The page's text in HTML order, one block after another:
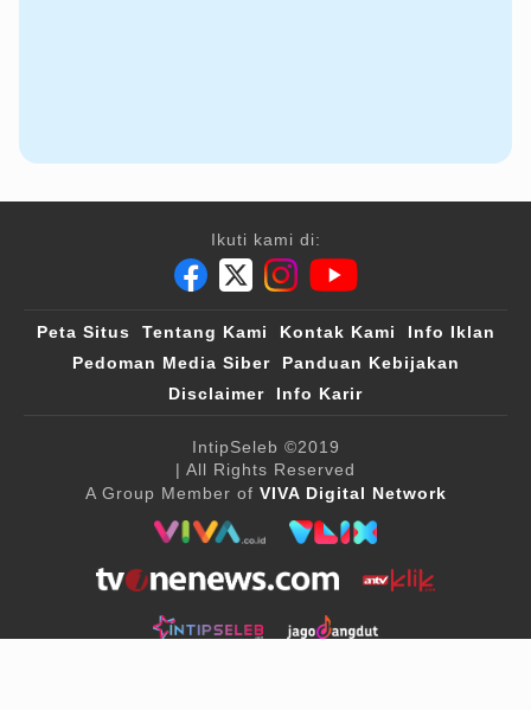
Ikuti kami di:
Peta Situs Tentang Kami Kontak Kami
Info Iklan
Pedoman Media Siber
Panduan Kebijakan
Disclaimer
Info Karir
IntipSeleb ©2019
| All Rights Reserved
A Group Member of VIVA Digital Network